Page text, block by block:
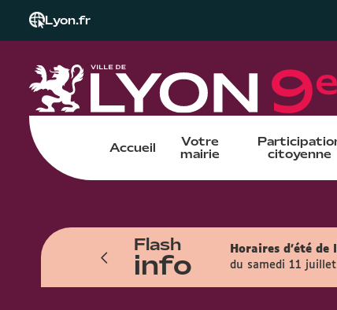
Lyon.fr
Accueil
Votre
mairie
citoyenne
Flash
info
pour une durée de 18 mois
Horaires d'été de
du samedi 11